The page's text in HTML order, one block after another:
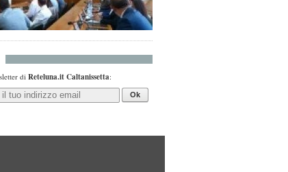
di Reteluna.it Caltanissetta:
Ok